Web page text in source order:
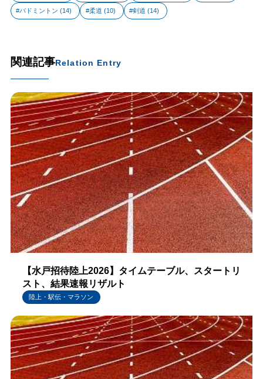
バドミントン (14) 柔道 (10) 剣道 (14)
関連記事Relation Entry
【水戸招待陸上2026】タイムテーブル、スタートリ
スト、結果速報リザルト
陸上・駅伝・マラソン